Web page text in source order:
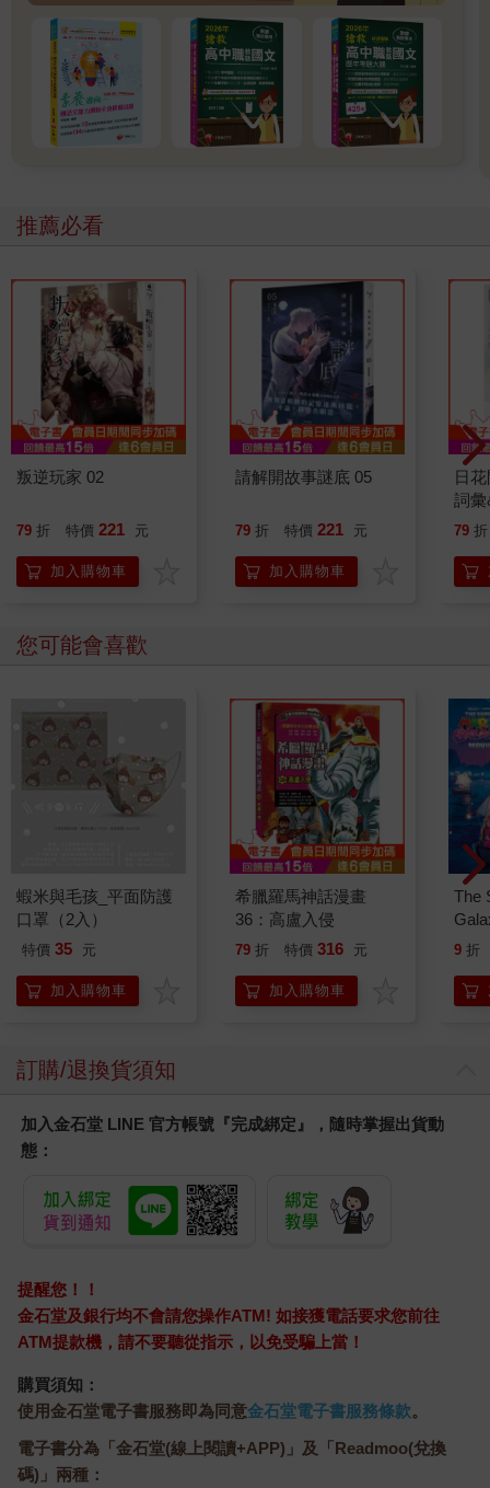
推薦必看
叛逆玩家 02
79 折 特價 221 元
加入購物車
請解開故事謎底 05
79 折 特價 221 元
加入購物車
日
詞
79 折
您可能會喜歡
蝦米與毛孩_平面防護
口罩（2入）
特價 35 元
加入購物車
希臘羅馬神話漫畫
36：高盧入侵
79 折 特價 316 元
加入購物車
The
9 折
訂購/退換貨須知
加入金石堂 LINE 官方帳號『完成綁定』，隨時掌握出貨動
態：
提醒您！！
金石堂及銀行均不會請您操作ATM! 如接獲電話要求您前往
ATM提款機，請不要聽從指示，以免受騙上當！
購買須知：
使用金石堂電子書服務即為同意金石堂電子書服務條款。
電子書分為「金石堂(線上閱讀+APP)」及「Readmoo(兌換
碼)」兩種：